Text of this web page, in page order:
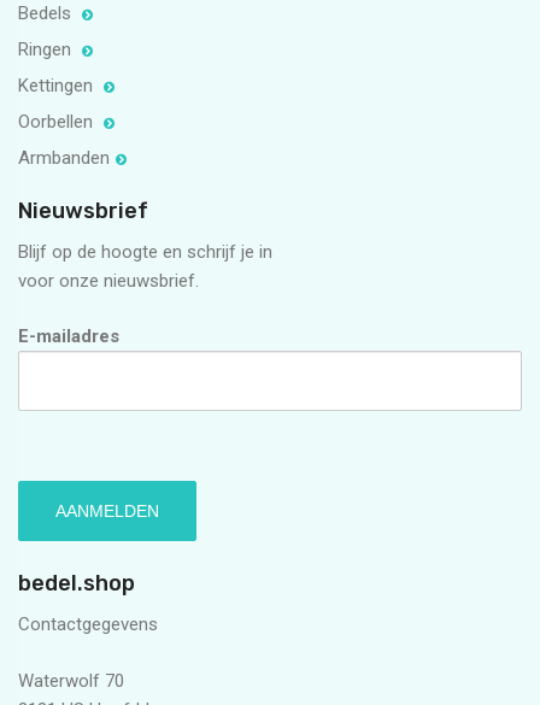
Bedels
Ringen
Kettingen
Oorbellen
Armbanden
Nieuwsbrief
Blijf op de hoogte en schrijf je in
voor onze nieuwsbrief.
E-mailadres
bedel.shop
Contactgegevens
Waterwolf 70